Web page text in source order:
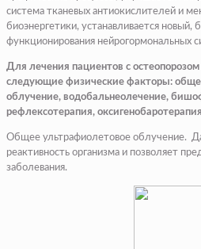
система тканевых антиокислителей и
биоэнергетики, устанавливается новый,
функционирования нейрогормональных
Для лечения пациентов с
следующие физические факторы:
облучение, водобальнеолечение,
рефлексотерапия,
Общее ультрафиолетовое облучение.
реактивность организма и позволяет
заболевания.